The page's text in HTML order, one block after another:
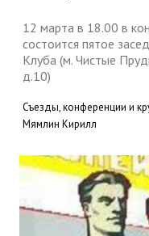
12 марта в 18.00 в
состоится пятое
Клуба (м. Чистые
д.10)
Съезды, конференции и
Мямлин Кирилл